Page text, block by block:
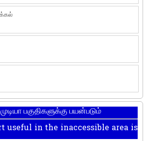
பகுதிகளுக்கு பயன்படும்
useful in the inaccessible area is